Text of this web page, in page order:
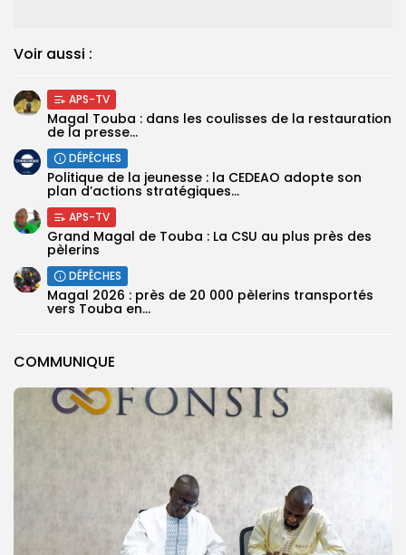
COMMUNIQUE
Voir aussi :
APS-TV
Magal Touba : dans les coulisses de la restauration
de la presse...
DÉPÊCHES
Politique de la jeunesse : la CEDEAO adopte son
plan d’actions stratégiques...
APS-TV
Grand Magal de Touba : La CSU au plus près des
pèlerins
DÉPÊCHES
Magal 2026 : près de 20 000 pèlerins transportés
vers Touba en...